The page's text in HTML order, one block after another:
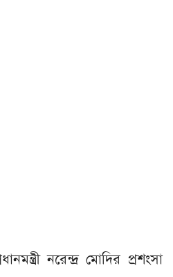
নরেন্দ্র মোদির প্রশংসা